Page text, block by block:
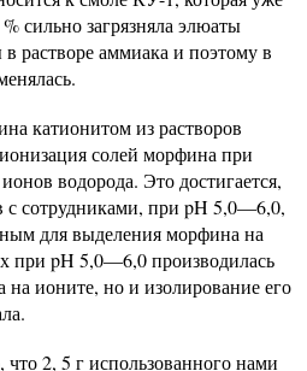
сильно загрязняла элюаты
растворе аммиака и поэтому в
катионитом из растворов
солей морфина при
водорода. Это достигается,
сотрудниками, при pH 5,0—6,0,
для выделения морфина на
при pH 5,0—6,0 производилась
на ионите, но и изолирование его
2, 5 г использованного нами